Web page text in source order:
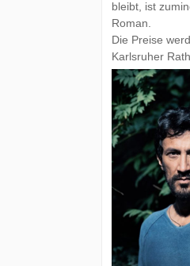
bleibt, ist
Roman.
Die Preise
Karlsruher